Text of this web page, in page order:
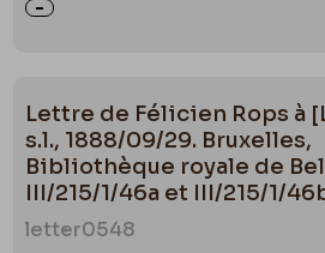
Lettre de Félicien Rops à
s.l., 1888/09/29. Bruxelles,
Bibliothèque royale de
III/215/1/46a et III/215/1/
letter0548